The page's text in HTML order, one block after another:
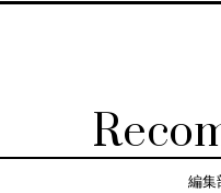
編集